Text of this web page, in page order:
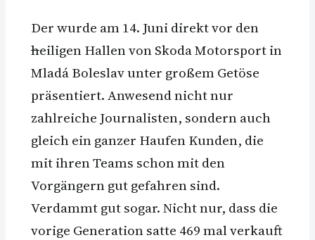
Der wurde am 14. Juni direkt vor den
heiligen Hallen von Skoda Motorsport in
Mladá Boleslav unter großem Getöse
präsentiert. Anwesend nicht nur
zahlreiche Journalisten, sondern auch
gleich ein ganzer Haufen Kunden, die
mit ihren Teams schon mit den
Vorgängern gut gefahren sind.
Verdammt gut sogar. Nicht nur, dass die
vorige Generation satte 469 mal verkauft